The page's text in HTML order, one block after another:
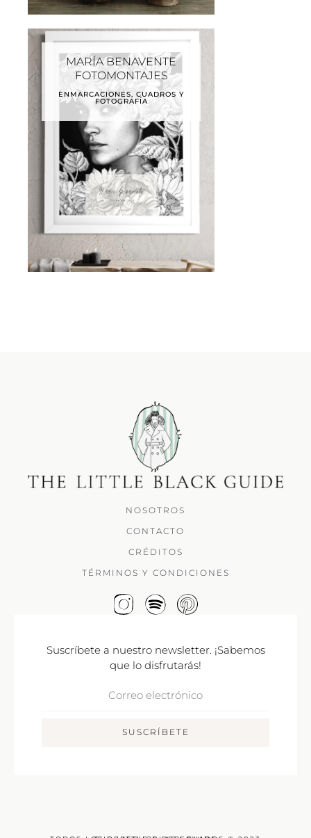
MARÍA BENAVENTE
FOTOMONTAJES
ENMARCACIONES, CUADROS Y
FOTOGRAFÍA
NOSOTROS
CONTACTO
CRÉDITOS
TÉRMINOS Y CONDICIONES
Suscríbete a nuestro newsletter. ¡Sabemos
que lo disfrutarás!
SUSCRÍBETE